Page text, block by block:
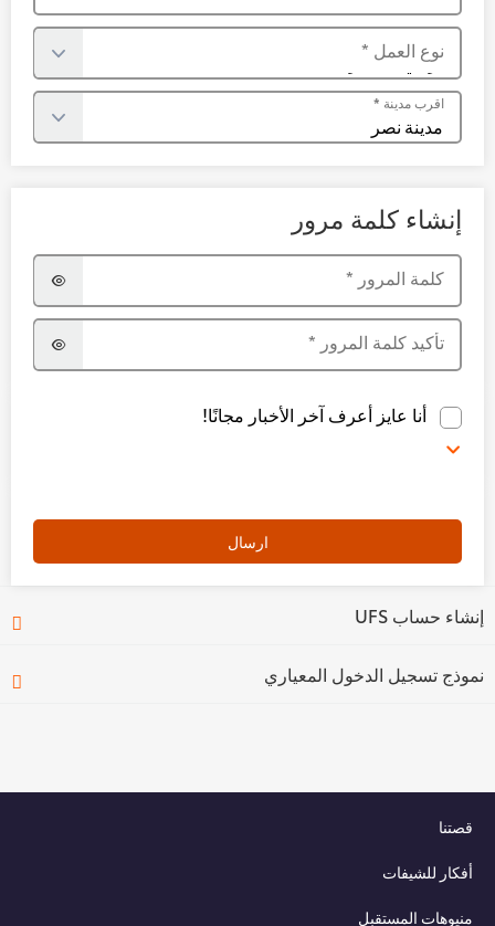
نوع العمل *
اقرب مدينة *
إنشاء كلمة مرور
كلمة المرور *
تأكيد كلمة المرور *
أنا عايز أعرف آخر الأخبار مجانًا!
ارسال
إنشاء حساب UFS
نموذج تسجيل الدخول المعياري
قصتنا
أفكار للشيفات
منيوهات المستقبل